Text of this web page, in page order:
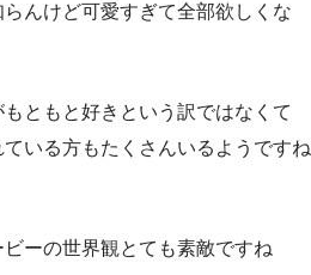
らんけど可愛すぎて全部欲しくな
ともと好きという訳ではなくて
いる方もたくさんいるようですね
ーの世界観とても素敵ですね